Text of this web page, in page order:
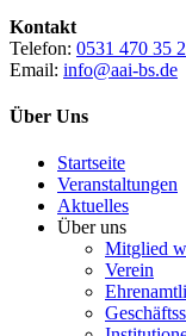
Kontakt
Telefon: 0531 470 35
Email: info@aai-bs.de
Über Uns
Startseite
Veranstaltungen
Aktuelles
Über uns
Mitglied
Verein